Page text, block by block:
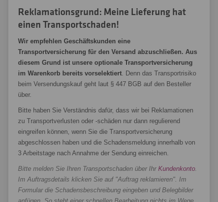
Reklamationsgrund: Meine Lieferung hat
einen Transportschaden!
Wir empfehlen Geschäftskunden eine
Transportversicherung für den Versand abzuschließen. Aus
diesem Grund ist unsere optionale Transportversicherung
im Warenkorb bereits vorselektiert. Denn das Transportrisiko
beim Versendungskauf geht laut § 447 BGB auf den Besteller
über.
Bitte haben Sie Verständnis dafür, dass wir bei Reklamationen
zu Transportverlusten oder -schäden nur dann regulierend
eingreifen können, wenn Sie die Transportversicherung
abgeschlossen haben und die Schadensmeldung innerhalb von
3 Arbeitstage nach Annahme der Sendung einreichen.
Bitte melden Sie Ihren Transportschaden über Ihr Kundenkonto.
Im Auftragsdetails klicken Sie auf "Auftrag reklamieren". Im
Formular die Schadensbeschreibung eingeben und Belegbilder